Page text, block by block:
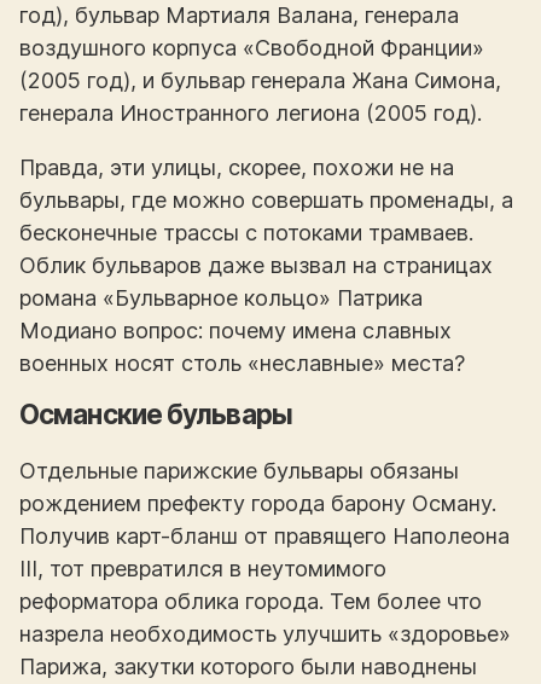
год), бульвар Мартиаля Валана, генерала
воздушного корпуса «Свободной Франции»
(2005 год), и бульвар генерала Жана Симона,
генерала Иностранного легиона (2005 год).
Правда, эти улицы, скорее, похожи не на
бульвары, где можно совершать променады, а
бесконечные трассы с потоками трамваев.
Облик бульваров даже вызвал на страницах
романа «Бульварное кольцо» Патрика
Модиано вопрос: почему имена славных
военных носят столь «неславные» места?
Османские бульвары
Отдельные парижские бульвары обязаны
рождением префекту города барону Осману.
Получив карт-бланш от правящего Наполеона
III, тот превратился в неутомимого
реформатора облика города. Тем более что
назрела необходимость улучшить «здоровье»
Парижа, закутки которого были наводнены